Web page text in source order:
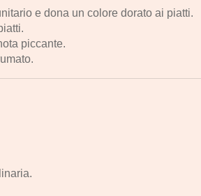
e dona un colore dorato ai piatti.
piccante.